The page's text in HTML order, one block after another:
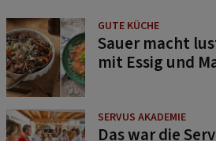
GUTE KÜCHE
Sauer macht
mit Essig und
SERVUS AKADEMIE
Das war die